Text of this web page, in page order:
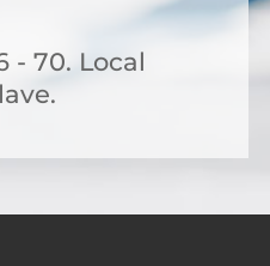
- 70. Local